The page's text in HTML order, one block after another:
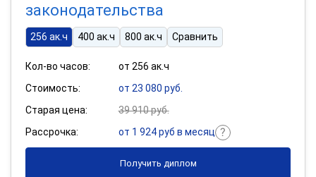
законодательства
256 ак.ч 400 ак.ч 800 ак.ч Сравнить
Кол-во часов:
от 256 ак.ч
Стоимость:
от 23 080 руб.
Старая цена:
39 910 руб.
Рассрочка:
от 1 924 руб в месяц
Получить диплом